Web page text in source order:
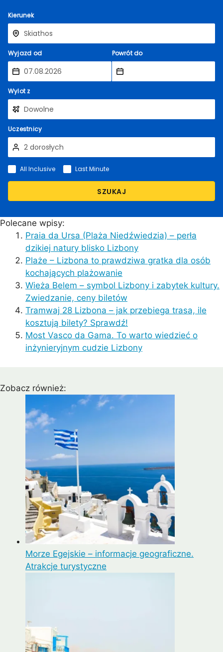
Kierunek
Wyjazd od Powrót do
Wylot z
Uczestnicy
SZUKAJ
All Inclusive Last Minute
Polecane wpisy:
Praia da Ursa (Plaża Niedźwiedzia) – perła
dzikiej natury blisko Lizbony
Plaże – Lizbona to prawdziwa gratka dla osób
kochających plażowanie
Wieża Belem – symbol Lizbony i zabytek kultury.
Zwiedzanie, ceny biletów
Tramwaj 28 Lizbona – jak przebiega trasa, ile
kosztują bilety? Sprawdź!
Most Vasco da Gama. To warto wiedzieć o
inżynieryjnym cudzie Lizbony
Zobacz również:
Morze Egejskie – informacje geograficzne.
Atrakcje turystyczne